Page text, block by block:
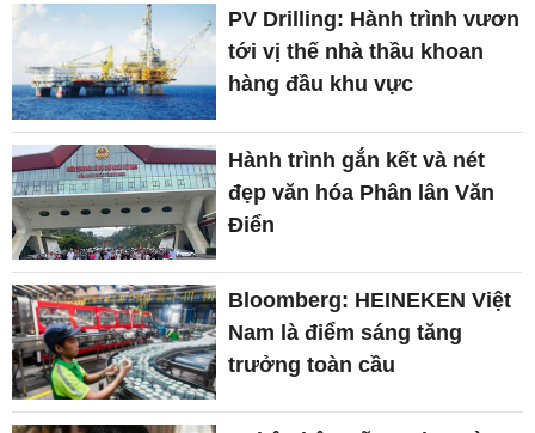
PV Drilling: Hành trình vươn
tới vị thế nhà thầu khoan
hàng đầu khu vực
Hành trình gắn kết và nét
đẹp văn hóa Phân lân Văn
Điển
Bloomberg: HEINEKEN Việt
Nam là điểm sáng tăng
trưởng toàn cầu